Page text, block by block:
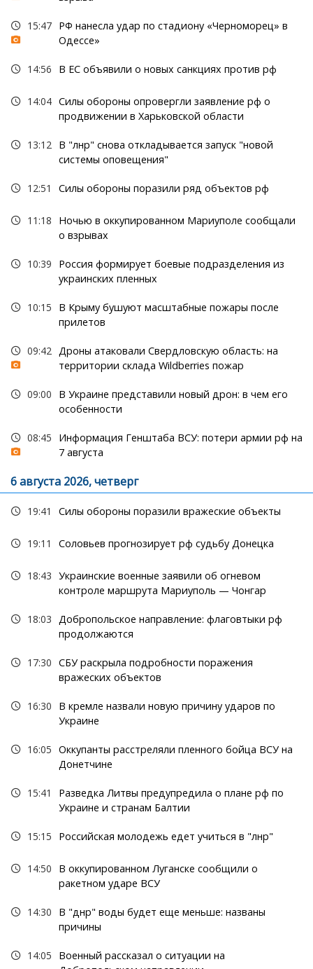
15:47 РФ нанесла удар по стадиону «Черноморец» в
Одессе»
14:56 В ЕС объявили о новых санкциях против рф
14:04 Силы обороны опровергли заявление рф о
продвижении в Харьковской области
13:12 В "лнр" снова откладывается запуск "новой
системы оповещения"
12:51 Силы обороны поразили ряд объектов рф
11:18
Ночью в оккупированном Мариуполе сообщали
о взрывах
10:39
Россия формирует боевые подразделения из
украинских пленных
10:15
В Крыму бушуют масштабные пожары после
прилетов
09:42 Дроны атаковали Свердловскую область: на
территории склада Wildberries пожар
09:00
В Украине представили новый дрон: в чем его
особенности
08:45
Информация Генштаба ВСУ: потери армии рф на
7 августа
6 августа 2026, четверг
19:41 Силы обороны поразили вражеские объекты
19:11 Соловьев прогнозирует рф судьбу Донецка
18:43 Украинские военные заявили об огневом
контроле маршрута Мариуполь — Чонгар
18:03 Добропольское направление: флаговтыки рф
продолжаются
17:30 СБУ раскрыла подробности поражения
вражеских объектов
16:30
В кремле назвали новую причину ударов по
Украине
16:05 Оккупанты расстреляли пленного бойца ВСУ на
Донетчине
15:41
Разведка Литвы предупредила о плане рф по
Украине и странам Балтии
15:15 Российская молодежь едет учиться в "лнр"
14:50
В оккупированном Луганске сообщили о
ракетном ударе ВСУ
14:30
В "днр" воды будет еще меньше: названы
причины
14:05
Военный рассказал о ситуации на